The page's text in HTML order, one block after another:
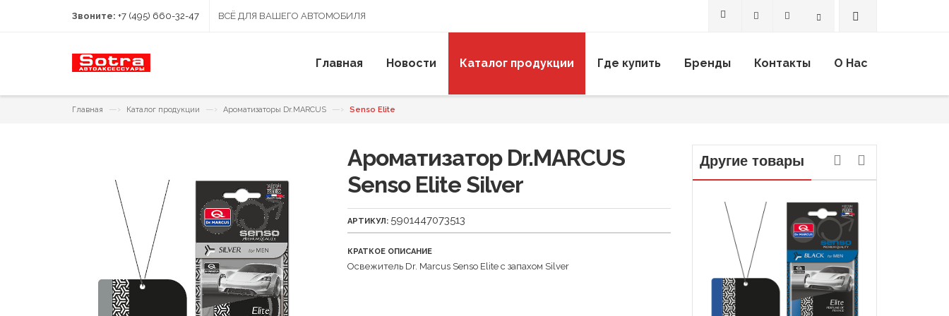
Звоните: +7 (495) 660-32-47 ВСЁ ДЛЯ ВАШЕГО АВТОМОБИЛЯ
Главная Новости Каталог продукции Где купить Бренды Контакты О Нас
Главная —› Каталог продукции —› Ароматизаторы Dr.MARCUS —› Senso Elite
Ароматизатор Dr.MARCUS
Senso Elite Silver
АРТИКУЛ: 5901447073513
КРАТКОЕ ОПИСАНИЕ
Освежитель Dr. Marcus Senso Elite с запахом Silver
Другие товары